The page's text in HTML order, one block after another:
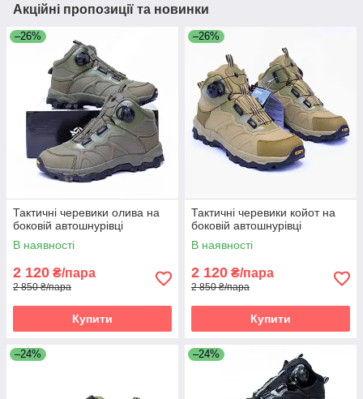
Акційні пропозиції та новинки
–26%
Тактичні черевики олива на
боковій автошнурівці
В наявності
2 120 ₴/пара
2 850 ₴/пара
Купити
–26%
Тактичні черевики койот на
боковій автошнурівці
В наявності
2 120 ₴/пара
2 850 ₴/пара
Купити
–24% –24%